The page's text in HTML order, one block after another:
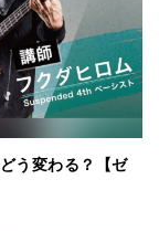
う変わる？【ゼ